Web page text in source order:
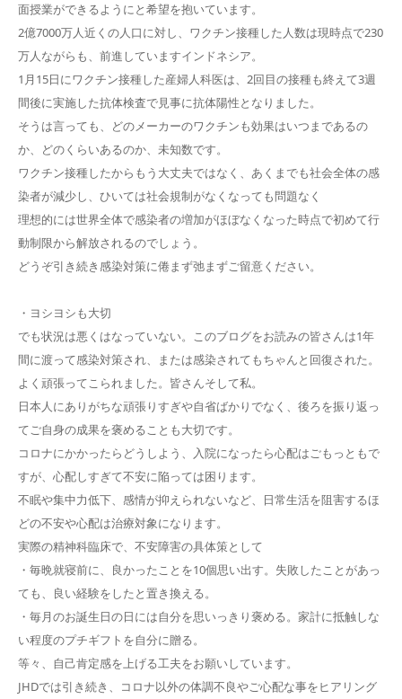
面授業ができるようにと希望を抱いています。
2億7000万人近くの人口に対し、ワクチン接種した人数は現時点で230
万人ながらも、前進していますインドネシア。
1月15日にワクチン接種した産婦人科医は、2回目の接種も終えて3週
間後に実施した抗体検査で見事に抗体陽性となりました。
そうは言っても、どのメーカーのワクチンも効果はいつまであるの
か、どのくらいあるのか、未知数です。
ワクチン接種したからもう大丈夫ではなく、あくまでも社会全体の感
染者が減少し、ひいては社会規制がなくなっても問題なく
理想的には世界全体で感染者の増加がほぼなくなった時点で初めて行
動制限から解放されるのでしょう。
どうぞ引き続き感染対策に倦まず弛まずご留意ください。
・ヨシヨシも大切
でも状況は悪くはなっていない。このブログをお読みの皆さんは1年
間に渡って感染対策され、または感染されてもちゃんと回復された。
よく頑張ってこられました。皆さんそして私。
日本人にありがちな頑張りすぎや自省ばかりでなく、後ろを振り返っ
てご自身の成果を褒めることも大切です。
コロナにかかったらどうしよう、入院になったら心配はごもっともで
すが、心配しすぎて不安に陥っては困ります。
不眠や集中力低下、感情が抑えられないなど、日常生活を阻害するほ
どの不安や心配は治療対象になります。
実際の精神科臨床で、不安障害の具体策として
・毎晩就寝前に、良かったことを10個思い出す。失敗したことがあっ
ても、良い経験をしたと置き換える。
・毎月のお誕生日の日には自分を思いっきり褒める。家計に抵触しな
い程度のプチギフトを自分に贈る。
等々、自己肯定感を上げる工夫をお願いしています。
JHDでは引き続き、コロナ以外の体調不良やご心配な事をヒアリング